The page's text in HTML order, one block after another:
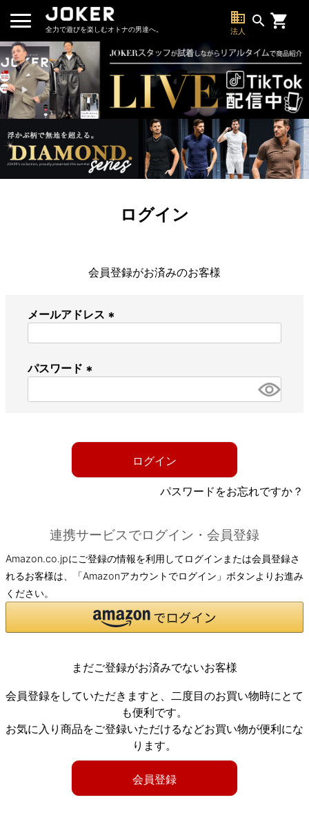
全力で遊びを楽しむオトナの男達へ。
business
法人
search
ログイン
会員登録がお済みのお客様
メールアドレス
パスワード
必
ログイン
パスワードをお忘れですか？
連携サービスでログイン・会員登録
Amazon.co.jpにご登録の情報を利用してログインまたは会員登録さ
れるお客様は、「Amazonアカウントでログイン」ボタンよりお進み
ください。
まだご登録がお済みでないお客様
会員登録をしていただきますと、二度目のお買い物時にとて
も便利です。
お気に入り商品をご登録いただけるなどお買い物が便利にな
ります。
会員登録